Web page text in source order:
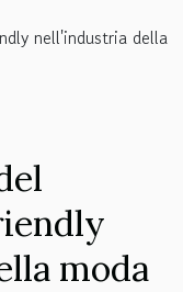
nell'industria della
moda